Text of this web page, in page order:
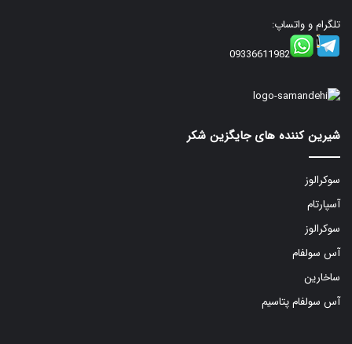
تلگرام و واتساپ:
09336611982
شیرین کننده های جایگزین شکر
سوکرالوز
آسپارتام
سوکرالوز
آس سولفام
ساخارین
آس سولفام پتاسیم